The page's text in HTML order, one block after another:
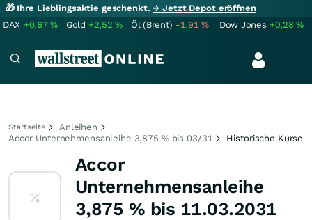
🎁 Ihre Lieblingsaktie geschenkt.→ Jetzt Depot eröffnen
DAX +0,67% Gold +2,52% Öl (Brent) -1,91% Dow Jones +0,28%
Startseite
Anleihen
Accor Unternehmensanleihe 3,875 % bis 03/31
Historische Kurse
Accor
Unternehmensanleihe
3,875 % bis 11.03.2031